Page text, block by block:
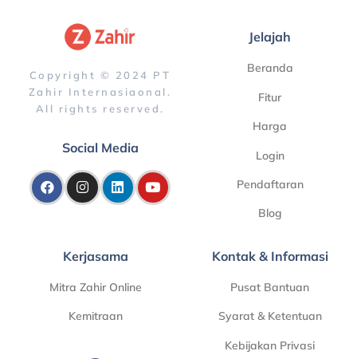
Copyright © 2024 PT
Zahir Internasiaonal.
All rights reserved.
Social Media
Jelajah
Beranda
Fitur
Harga
Login
Pendaftaran
Blog
Kerjasama
Mitra Zahir Online
Kemitraan
Kontak & Informasi
Pusat Bantuan
Syarat & Ketentuan
Kebijakan Privasi